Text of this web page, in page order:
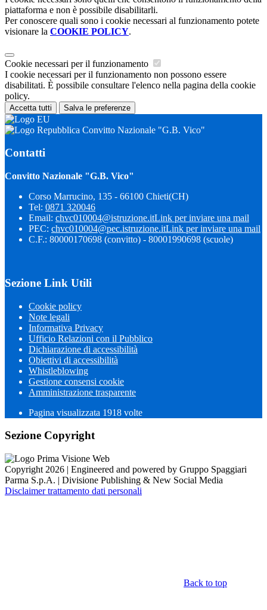
piattaforma e non è possibile disabilitarli.
Per conoscere quali sono i cookie necessari al funzionamento potete
visionare la COOKIE POLICY.
Cookie necessari per il funzionamento
I cookie necessari per il funzionamento non possono essere
disabilitati. È possibile consultare l'elenco nella pagina della cookie
policy.
Accetta tutti Salva le preferenze
Convitto Nazionale "G.B. Vico"
Contatti
Convitto Nazionale "G.B. Vico"
Corso Marrucino, 135 - 66100 Chieti(CH)
Tel: 0871 320046
Email: chvc010004@istruzione.itLink per inviare una mail
PEC: chvc010004@pec.istruzione.itLink per inviare una mail
C.F.: 80000170698 (convitto) - 80001990698 (scuole)
Sezione Link Utili
Cookie policy
Note legali
Informativa Privacy
Ufficio Relazioni con il Pubblico
Dichiarazione di accessibilità
Obiettivi di accessibilità
Whistleblowing
Gestione consensi cookie
Amministrazione trasparente
Pagina visualizzata 1918 volte
Sezione Copyright
Copyright 2026 | Engineered and powered by Gruppo Spaggiari
Parma S.p.A. | Divisione Publishing & New Social Media
Disclaimer trattamento dati personali
Back to top